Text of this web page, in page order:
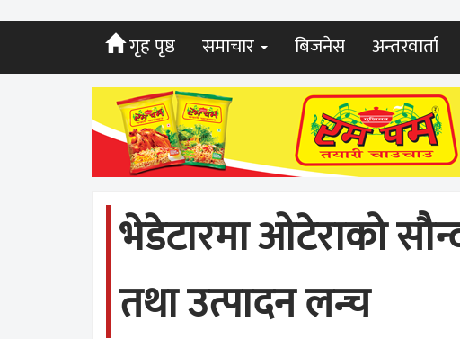
गृह पृष्ठ समाचार बिजनेस अन्तरवार्ता
भेडेटारमा ओटेराको
तथा उत्पादन लन्च